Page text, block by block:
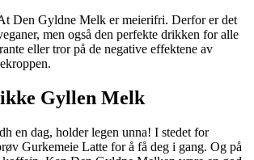
Den Gyldne Melk er meierifri. Derfor er det
men også den perfekte drikken for alle
eller tror på de negative effektene av
Gyllen Melk
en dag, holder legen unna! I stedet for
Gurkemeie Latte for å få deg i gang. Og på